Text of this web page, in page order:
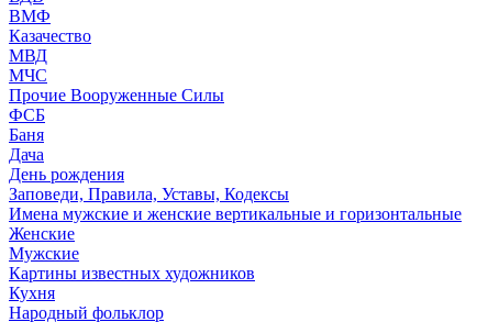
ВМФ
Казачество
МВД
МЧС
Прочие Вооруженные Силы
ФСБ
Баня
Дача
День рождения
Заповеди, Правила, Уставы, Кодексы
Имена мужские и женские вертикальные и горизонтальные
Женские
Мужские
Картины известных художников
Кухня
Народный фольклор